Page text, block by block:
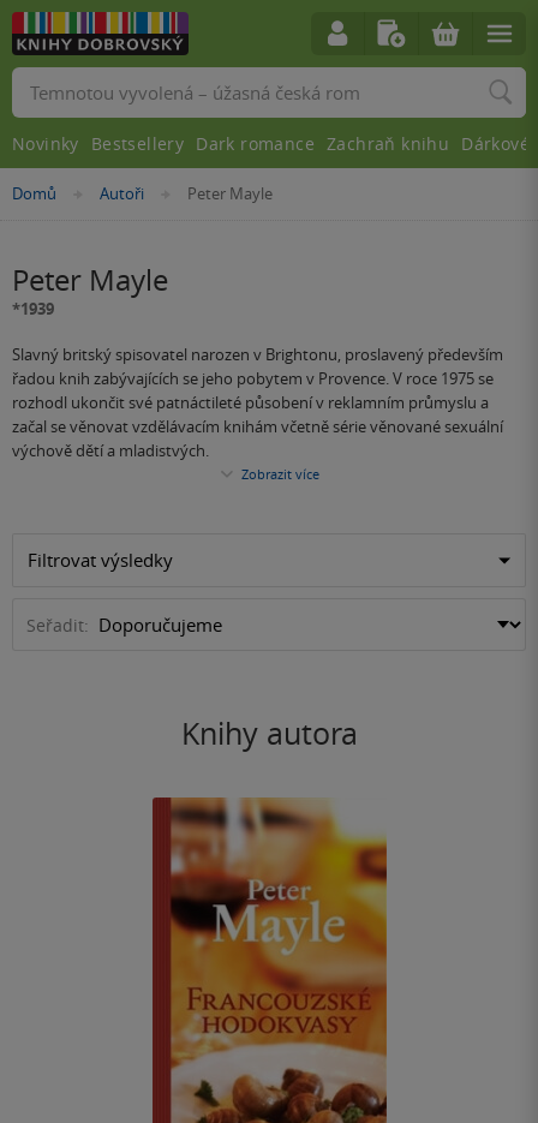
Nacházíte
Domů »Autoři »Peter Mayle
Peter Mayle
*1939
Slavný britský spisovatel narozen v Brightonu, proslavený především
řadou knih zabývajících se jeho pobytem v Provence. V roce 1975 se
rozhodl ukončit své patnáctileté působení v reklamním průmyslu a
začal se věnovat vzdělávacím knihám včetně série věnované sexuální
výchově dětí a mladistvých.
Zobrazit více
Filtrovat výsledky
Seřadit:
Knihy autora
Vyhledávání
Novinky Bestsellery Dark romance Zachraň knihu Dárkové